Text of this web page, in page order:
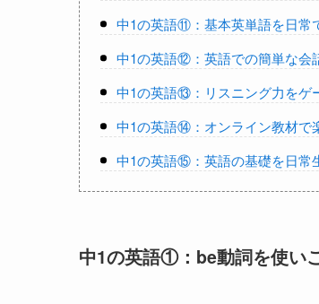
中1の英語⑪：基本英単語を日常
中1の英語⑫：英語での簡単な会
中1の英語⑬：リスニング力をゲ
中1の英語⑭：オンライン教材で
中1の英語⑮：英語の基礎を日常
中1の英語①：be動詞を使い